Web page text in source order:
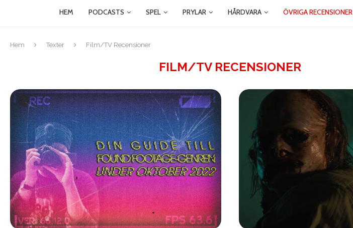
HEM PODCASTS SPEL PRYLAR HÅRDVARA ÖVRIGA RECENSIONER
Hem Texter Film/TV Recensioner
FILM/TV RECENSIONER